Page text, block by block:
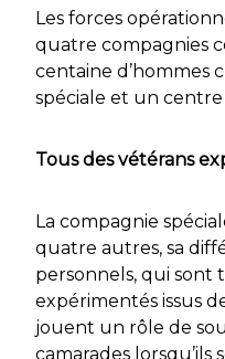
Les forces
quatre compagnies
centaine d’hommes
spéciale et un
Tous des vétérans
La compagnie
quatre autres, sa
personnels, qui sont
expérimentés issus
jouent un rôle de
camarades lorsqu’ils